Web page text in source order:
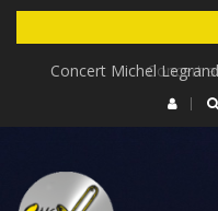
Skip
content
Concert
Concert Michel